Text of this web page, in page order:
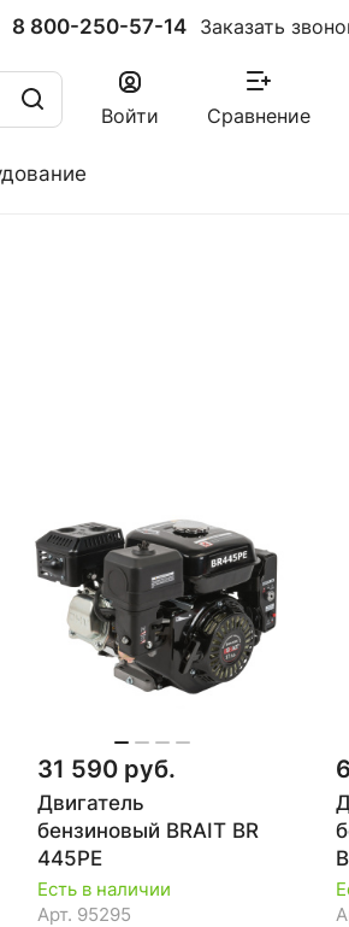
8 800-250-57-14 Заказать
Войти Сравнение
31 590 руб.
Двигатель
бензиновый BRAIT BR
445PE
Есть в наличии
Арт. 95295